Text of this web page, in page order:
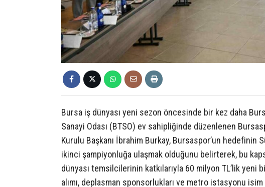
Bursa iş dünyası yeni sezon öncesinde bir kez daha
Sanayi Odası (BTSO) ev sahipliğinde düzenlenen
Kurulu Başkanı İbrahim Burkay, Bursaspor’un hedefinin
ikinci şampiyonluğa ulaşmak olduğunu belirterek, bu
dünyası temsilcilerinin katkılarıyla 60 milyon TL’lik yeni
alımı, deplasman sponsorlukları ve metro istasyonu isim